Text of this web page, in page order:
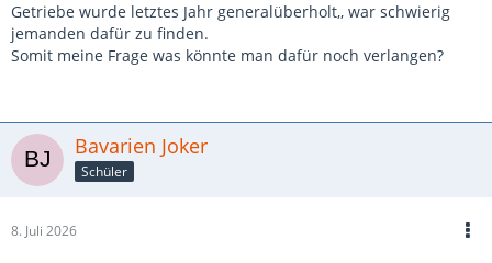
Getriebe wurde letztes Jahr generalüberholt,, war schwierig
jemanden dafür zu finden.
Somit meine Frage was könnte man dafür noch verlangen?
Bavarien Joker
Schüler
8. Juli 2026